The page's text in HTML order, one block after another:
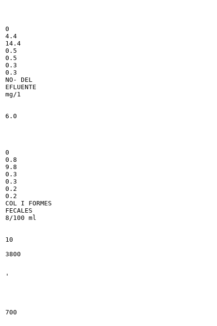
0
4.4
14.4
0.5
0.5
0.3
0.3
NO- DEL
EFLUENTE
mg/1
6.0
0
0.8
9.8
0.3
0.3
0.2
0.2
COL I FORMES
FECALES
8/100 ml
10
3800
'
700